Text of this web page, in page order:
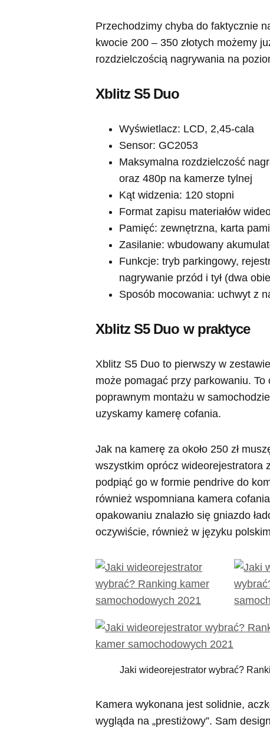
Przechodzimy chyba do faktycznie
kwocie 200 – 350 złotych możemy
rozdzielczością nagrywania na
Xblitz S5 Duo
Wyświetlacz: LCD, 2,45-cala
Sensor: GC2053
Maksymalna rozdzielczość
oraz 480p na kamerze tylnej
Kąt widzenia: 120 stopni
Format zapisu materiałów
Pamięć: zewnętrzna, karta
Zasilanie: wbudowany
Funkcje: tryb parkingowy,
nagrywanie przód i tył (dwa
Sposób mocowania: uchwyt z
Xblitz S5 Duo w praktyce
Xblitz S5 Duo to pierwszy w
może pomagać przy parkowaniu.
poprawnym montażu w
uzyskamy kamerę cofania.
Jak na kamerę za około 250 zł
wszystkim oprócz wideorejestratora
podpiąć go w formie pendrive do
również wspomniana kamera
opakowaniu znalazło się gniazdo
oczywiście, również w języku
Jaki wideorejestrator wybrać?
Kamera wykonana jest solidnie,
wygląda na „prestiżowy”. Sam